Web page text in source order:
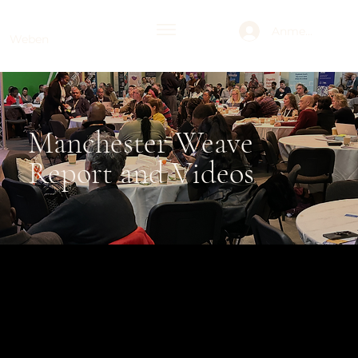
Manchester Weave
Report and Videos